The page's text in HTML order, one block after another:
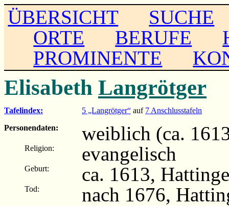
ÜBERSICHT
SUCHE
ORTE
BERUFE
PROMINENTE
Elisabeth Langrötger
Tafelindex: 5 „Langrötger“ auf 7 Anschlusstafeln
Personendaten:
weiblich (ca.
Religion: evangelisch
Geburt: ca. 1613,
Tod: nach 1676,